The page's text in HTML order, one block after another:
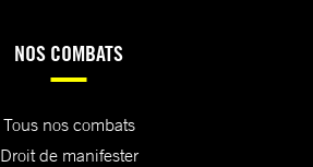
NOS COMBATS
Tous nos combats
Droit de manifester